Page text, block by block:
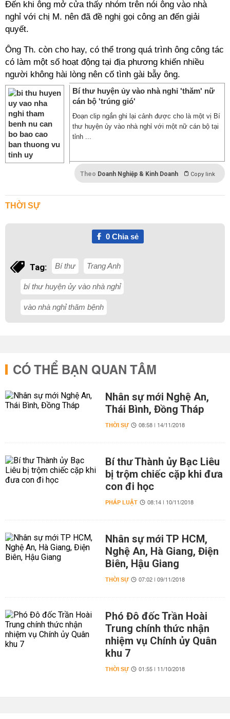
Đến khi ông mở cửa thấy nhóm trên nói ông vào nhà
nghỉ với chị M. nên đã đề nghị gọi công an đến giải
quyết.
Ông Th. còn cho hay, có thể trong quá trình ông công tác
có làm một số hoạt động tại địa phương khiến nhiều
người không hài lòng nên cố tình gài bẫy ông.
Bí thư huyện ủy vào nhà nghỉ 'thăm' nữ
cán bộ 'trúng gió'
Đoạn clip ngắn ghi lại cảnh được cho là một vị Bí
thư huyện ủy vào nhà nghỉ với một nữ cán bộ tại
tỉnh ...
Theo Doanh Nghiệp & Kinh Doanh Copy link
THỜI SỰ
0Chia sẻ
Tag: Bí thư Trang Anh
bí thư huyện ủy vào nhà nghỉ
vào nhà nghỉ thăm bệnh
CÓ THỂ BẠN QUAN TÂM
Nhân sự mới Nghệ An,
Thái Bình, Đồng Tháp
THỜI SỰ 08:58 | 14/11/2018
Bí thư Thành ủy Bạc Liêu
bị trộm chiếc cặp khi đưa
con đi học
PHÁP LUẬT 08:14 | 10/11/2018
Nhân sự mới TP HCM,
Nghệ An, Hà Giang, Điện
Biên, Hậu Giang
THỜI SỰ 07:02 | 09/11/2018
Phó Đô đốc Trần Hoài
Trung chính thức nhận
nhiệm vụ Chính ủy Quân
khu 7
THỜI SỰ 01:55 | 11/10/2018